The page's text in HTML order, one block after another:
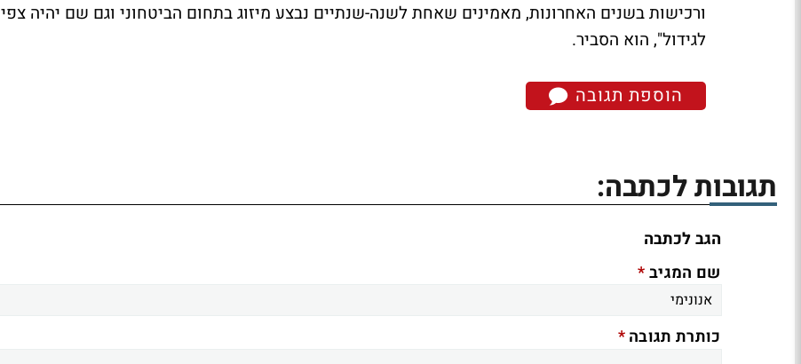
ורכישות בשנים האחרונות, מאמינים שאחת לשנה-שנתיים נבצע מיזוג בתחום הביטחוני וגם שם יהיה צפי
לגידול", הוא הסביר.
הוספת תגובה
תגובות לכתבה:
הגב לכתבה
שם המגיב*
כותרת תגובה*